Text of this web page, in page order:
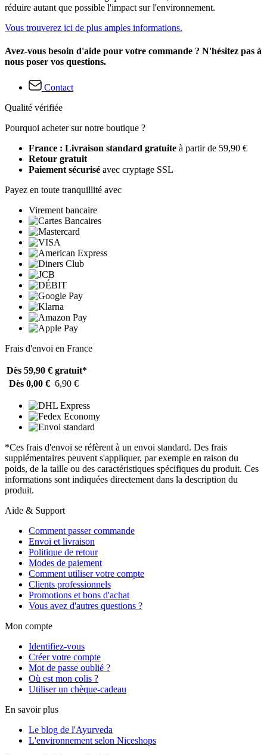
réduire autant que possible l'impact sur l'environnement.
Vous trouverez ici de plus amples informations.
Avez-vous besoin d'aide pour votre commande ? N'hésitez pas à
nous poser vos questions.
Contact
Qualité vérifiée
Pourquoi acheter sur notre boutique ?
France : Livraison standard gratuite à partir de 59,90 €
Retour gratuit
Paiement sécurisé avec cryptage SSL
Payez en toute tranquillité avec
Virement bancaire
Frais d'envoi en France
Dès 59,90 € gratuit*
Dès 0,00 € 6,90 €
*Ces frais d'envoi se réfèrent à un envoi standard. Des frais
supplémentaires peuvent s'appliquer, par exemple en raison du
poids, de la taille ou des caractéristiques spécifiques du produit. Ces
informations sont indiquées directement dans la description du
produit.
Aide & Support
Comment passer commande
Envoi et livraison
Politique de retour
Modes de paiement
Comment utiliser votre compte
Clients professionnels
Promotions et bons d'achat
Vous avez d'autres questions ?
Mon compte
Identifiez-vous
Créer votre compte
Mot de passe oublié ?
Où est mon colis ?
Utiliser un chèque-cadeau
En savoir plus
Le blog de l'Ayurveda
L'environnement selon Niceshops